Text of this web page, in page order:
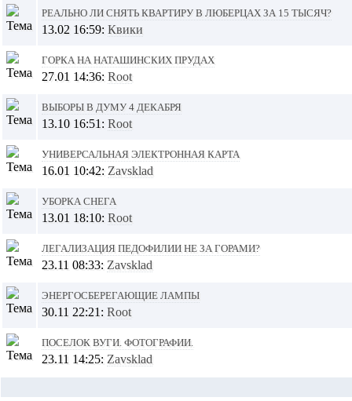
Реально ли снять квартиру в Люберцах за 15 тысяч?
13.02 16:59: Квики
Горка на Наташинских прудах
27.01 14:36: Root
Выборы в думу 4 декабря
13.10 16:51: Root
Универсальная электронная карта
16.01 10:42: Zavsklad
Уборка снега
13.01 18:10: Root
Легализация педофилии не за горами?
23.11 08:33: Zavsklad
Энергосберегающие лампы
30.11 22:21: Root
Поселок ВУГИ. Фотографии.
23.11 14:25: Zavsklad